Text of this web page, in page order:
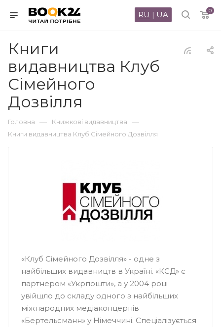
0
RU | UA
Книги
видавництва Клуб
Сімейного
Дозвілля
Головна — Книжкові видавництва —
Книги видавництва Клуб Сімейного Дозвілля
«Клуб Сімейного Дозвілля» - одне з
найбільших видавництв в Україні. «КСД» є
партнером «Укрпошти», а у 2004 році
увійшло до складу одного з найбільших
міжнародних медіаконцернів
«Бертельсманн» у Німеччині. Спеціалізується